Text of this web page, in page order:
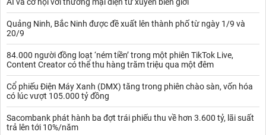
Quảng Ninh, Bắc Ninh được đề xuất lên thành phố từ ngày 1/9 và
20/9
84.000 người đồng loạt ‘ném tiền’ trong một phiên TikTok Live,
Content Creator có thể thu hàng trăm triệu qua một đêm
Cổ phiếu Điện Máy Xanh (DMX) tăng trong phiên chào sàn, vốn hóa
có lúc vượt 105.000 tỷ đồng
Sacombank phát hành ba đợt trái phiếu thu về hơn 3.600 tỷ, lãi suất
trả lên tới 10%/năm